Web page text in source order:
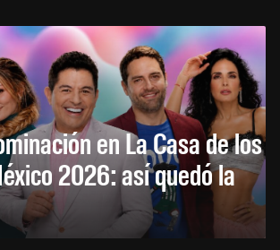
en La Casa de los
2026: así quedó la